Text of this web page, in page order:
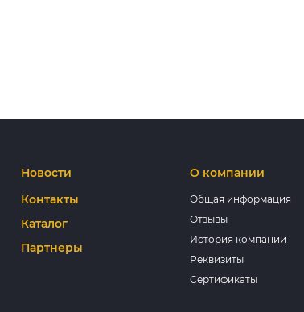
О компании
Общая информация
Отзывы
История компании
Реквизиты
Сертификаты
Новости
Контакты
Каталог
Партнеры